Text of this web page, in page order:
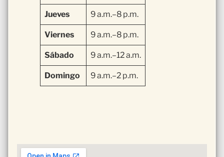
Jueves 9 a.m.–8 p.m.
Viernes 9 a.m.–8 p.m.
Sábado 9 a.m.–12 a.m.
Domingo 9 a.m.–2 p.m.